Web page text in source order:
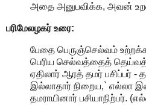
அதை அனுபவிக்க, அவன்
பரிமேலழகர் உரை:
பேதை பெருஞ்செல்வம்
பெரிய செல்வத்தைத்
ஏதிலார் ஆரத் தமர் பசிப்பர்
இல்லாதார் நிறைய,` எல்லா
தமராயினார் பசியாநிற்பர்.